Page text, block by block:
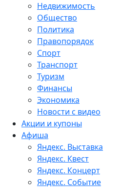
Недвижимость
Общество
Политика
Правопорядок
Спорт
Транспорт
Туризм
Финансы
Экономика
Новости с видео
Акции и купоны
Афиша
Яндекс. Выставка
Яндекс. Квест
Яндекс. Концерт
Яндекс. Событие